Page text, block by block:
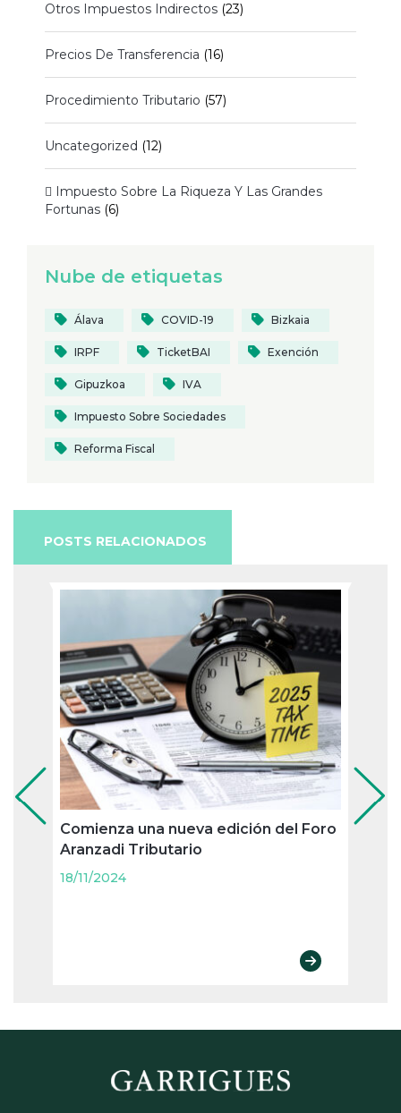
Otros Impuestos Indirectos (23)
Precios De Transferencia (16)
Procedimiento Tributario (57)
Uncategorized (12)
 Impuesto Sobre La Riqueza Y Las Grandes
Fortunas (6)
Nube de etiquetas
Álava COVID-19 Bizkaia
IRPF TicketBAI Exención
Gipuzkoa IVA
Impuesto Sobre Sociedades
Reforma Fiscal
POSTS RELACIONADOS
Comienza una nueva edición del Foro
Aranzadi Tributario
18/11/2024